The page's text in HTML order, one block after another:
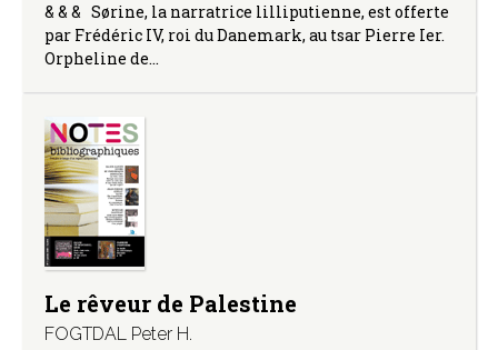
& & & Sørine, la narratrice lilliputienne, est offerte
par Frédéric IV, roi du Danemark, au tsar Pierre Ier.
Orpheline de…
Le rêveur de Palestine
FOGTDAL Peter H.